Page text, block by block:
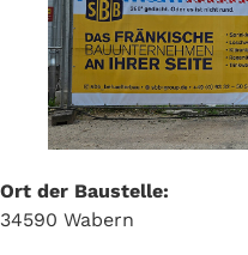
Ort der Baustelle:
34590 Wabern